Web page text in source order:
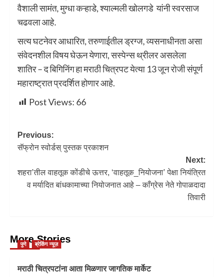
वैशाली सामंत, मुग्धा कऱ्हाडे, श्याल्मली खोलगडे यांनी स्वरसाज
चढवला आहे.
सत्य घटनेवर आधारित, तरुणाईतील ड्रग्ज, व्यसनाधीनता असा
संवेदनशील विषय घेऊन येणारा, सस्पेन्स थ्रीलर असलेला
शातिर – द बिगिनिंग हा मराठी चित्रपट येत्या 13 जून रोजी संपूर्ण
महाराष्ट्रात प्रदर्शित होणार आहे.
Post Views: 66
Previous:
सॅफ्रोन स्वोर्डस् पुस्तक प्रकाशन
Next:
शहरा’तील वाहतूक कोंडीचे ऊत्तर, ‘वाहतूक_नियोजना’ पेक्षा नियंत्रित
व मर्यादित बांधकामाच्या नियोजनात आहे – काँग्रेस नेते गोपाळदादा
तिवारी
More Stories
पुणे ब्रेकिंग न्यूज़
मराठी चित्रपटांना आता मिळणार जागतिक मार्केट